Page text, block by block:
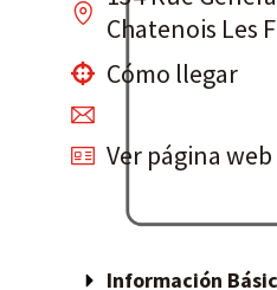
Chatenois Les
Cómo llegar
Ver página web
Información